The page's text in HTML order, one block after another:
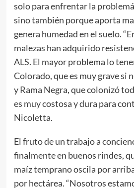
solo para enfrentar la
sino también porque aporta
genera humedad en el suelo.
malezas han adquirido
ALS. El mayor problema lo
Colorado, que es muy grave si
y Rama Negra, que colonizó
es muy costosa y dura para
Nicoletta.
El fruto de un trabajo a
finalmente en buenos rindes,
maíz temprano oscila por
por hectárea. “Nosotros